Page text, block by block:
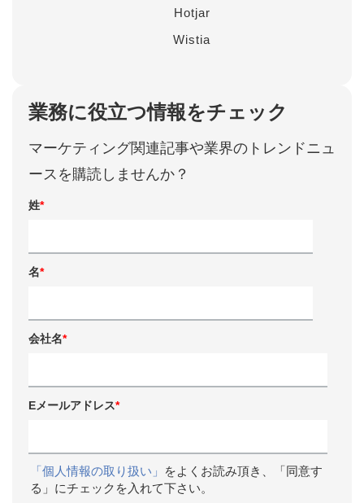
Hotjar
Wistia
業務に役立つ情報をチェック
マーケティング関連記事や業界のトレンドニュ
ースを購読しませんか？
姓*
名*
会社名*
Eメールアドレス*
「個人情報の取り扱い」
をよくお読み頂き、「同意す
る」にチェックを入れて下さい。